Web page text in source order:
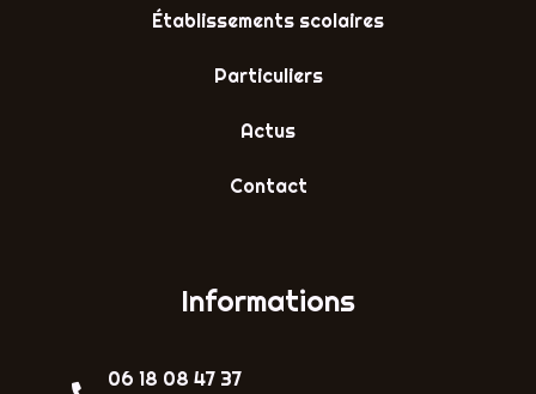
Établissements scolaires
Particuliers
Actus
Contact
Informations
06 18 08 47 37